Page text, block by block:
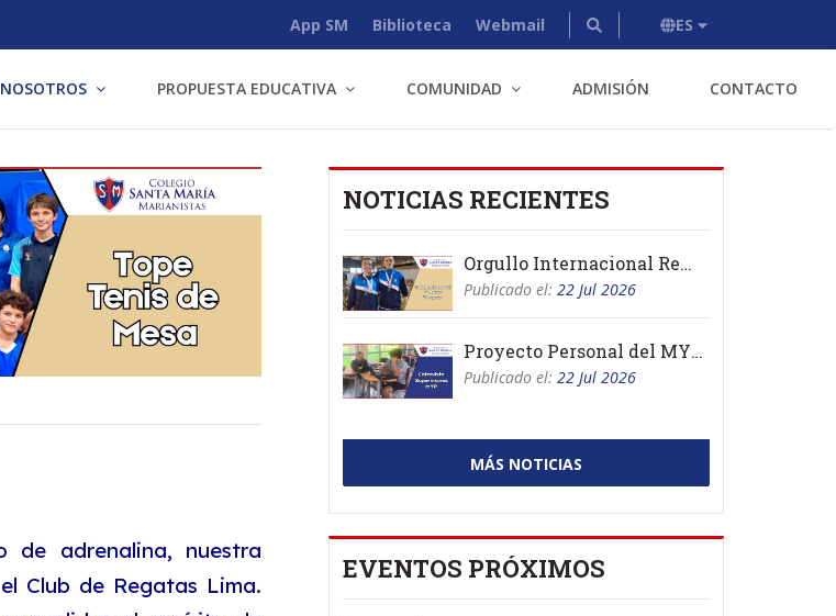
App SM Biblioteca Webmail ES
NOSOTROS PROPUESTA EDUCATIVA COMUNIDAD ADMISIÓN CONTACTO
NOTICIAS RECIENTES
Orgullo Internacional Remo
Publicado el: 22 Jul 2026
Proyecto Personal del MYP 2026
Publicado el: 22 Jul 2026
MÁS NOTICIAS
EVENTOS PRÓXIMOS